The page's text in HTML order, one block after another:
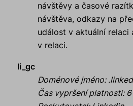
návštěvy a časové
návštěva, odkazy na
událost v aktuální relaci
v relaci.
li_gc
Doménové jméno:
Čas vypršení platnosti: